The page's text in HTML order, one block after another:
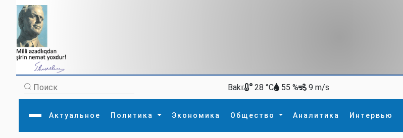
Bakı: 28 °C 55 % 9 m/s
Актуальное Политика Экономика Общество Аналитика Интервью